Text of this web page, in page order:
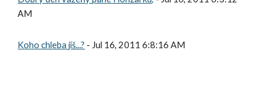
AM
Koho chleba jíš...? - Jul 16, 2011 6:8:16 AM